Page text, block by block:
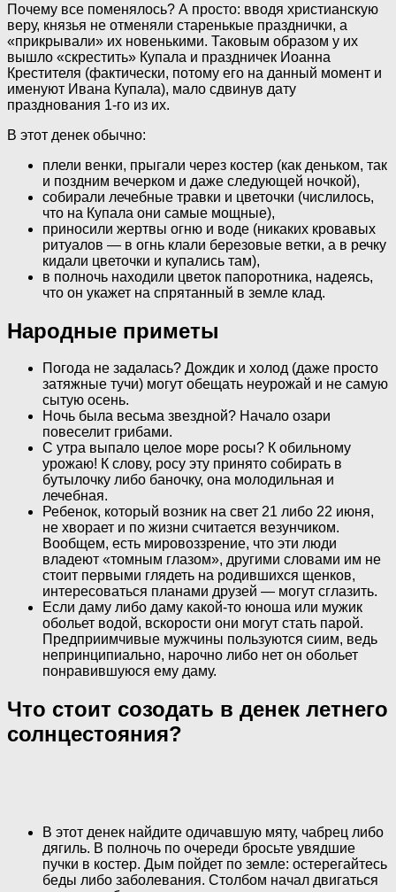
Почему все поменялось? А просто: вводя христианскую
веру, князья не отменяли старенькые празднички, а
«прикрывали» их новенькими. Таковым образом у их
вышло «скрестить» Купала и праздничек Иоанна
Крестителя (фактически, потому его на данный момент и
именуют Ивана Купала), мало сдвинув дату
празднования 1-го из их.
В этот денек обычно:
плели венки, прыгали через костер (как деньком, так
и поздним вечерком и даже следующей ночкой),
собирали лечебные травки и цветочки (числилось,
что на Купала они самые мощные),
приносили жертвы огню и воде (никаких кровавых
ритуалов — в огнь клали березовые ветки, а в речку
кидали цветочки и купались там),
в полночь находили цветок папоротника, надеясь,
что он укажет на спрятанный в земле клад.
Народные приметы
Погода не задалась? Дождик и холод (даже просто
затяжные тучи) могут обещать неурожай и не самую
сытую осень.
Ночь была весьма звездной? Начало озари
повеселит грибами.
С утра выпало целое море росы? К обильному
урожаю! К слову, росу эту принято собирать в
бутылочку либо баночку, она молодильная и
лечебная.
Ребенок, который возник на свет 21 либо 22 июня,
не хворает и по жизни считается везунчиком.
Вообщем, есть мировоззрение, что эти люди
владеют «томным глазом», другими словами им не
стоит первыми глядеть на родившихся щенков,
интересоваться планами друзей — могут сглазить.
Если даму либо даму какой-то юноша или мужик
обольет водой, вскорости они могут стать парой.
Предприимчивые мужчины пользуются сиим, ведь
непринципиально, нарочно либо нет он обольет
понравившуюся ему даму.
Что стоит созодать в денек летнего
солнцестояния?
В этот денек найдите одичавшую мяту, чабрец либо
дягиль. В полночь по очереди бросьте увядшие
пучки в костер. Дым пойдет по земле: остерегайтесь
беды либо заболевания. Столбом начал двигаться